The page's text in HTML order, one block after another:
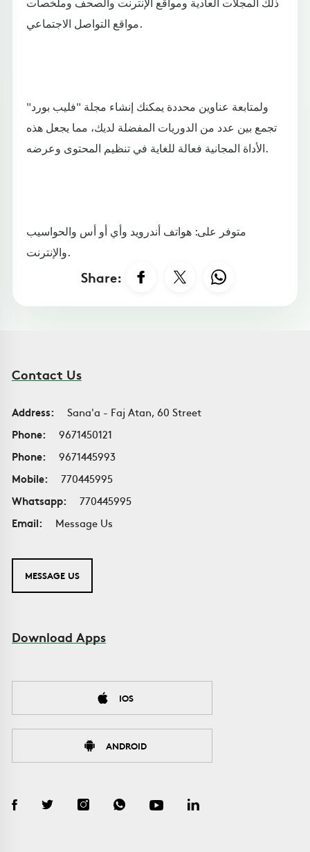
مواقع التواصل الاجتماعي.
ولمتابعة عناوين محددة يمكنك إنشاء مجلة "فليب بورد"
تجمع بين عدد من الدوريات المفضلة لديك، مما يجعل هذه
الأداة المجانية فعالة للغاية في تنظيم المحتوى وعرضه.
متوفر على: هواتف أندرويد وأي أو أس والحواسيب
والإنترنت.
Share:
Contact Us
Address:
Sana'a - Faj Atan, 60 Street
Phone:
9671450121
Phone:
9671445993
Mobile:
770445995
Whatsapp:
770445995
Email:
Message Us
MESSAGE US
Download Apps
IOS
ANDROID